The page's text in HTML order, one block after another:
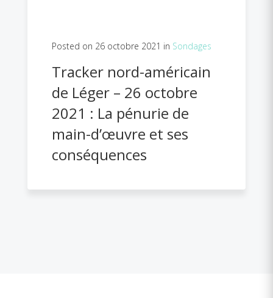
Posted on 26 octobre 2021 in Sondages
Tracker nord-américain
de Léger – 26 octobre
2021 : La pénurie de
main-d’œuvre et ses
conséquences